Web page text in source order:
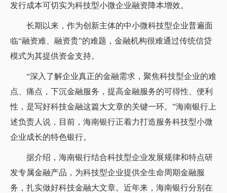
发行成本可切实为科技型小微企业融资降本增效。
长期以来，作为创新主体的中小微科技型企业普遍面
临“融资难、融资贵”的难题，金融机构很难通过传统信贷
模式为其提供资金支持。
“深入了解企业真正的金融需求，聚焦科技型企业的难
点、痛点，下沉金融服务，提高金融服务的可得性、便利
性，是写好科技金融这篇大文章的关键一环。”海南银行上
述负责人说，目前，海南银行正着力打造服务科技型小微
企业成长的特色银行。
据介绍，海南银行结合科技型企业发展规律和特点研
发专属金融产品，为科技型企业提供全生命周期金融服
务，扎实做好科技金融大文章。近年来，海南银行分别在